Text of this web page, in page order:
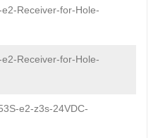
Receiver-for-Hole-
Receiver-for-Hole-
e2-z3s-24VDC-